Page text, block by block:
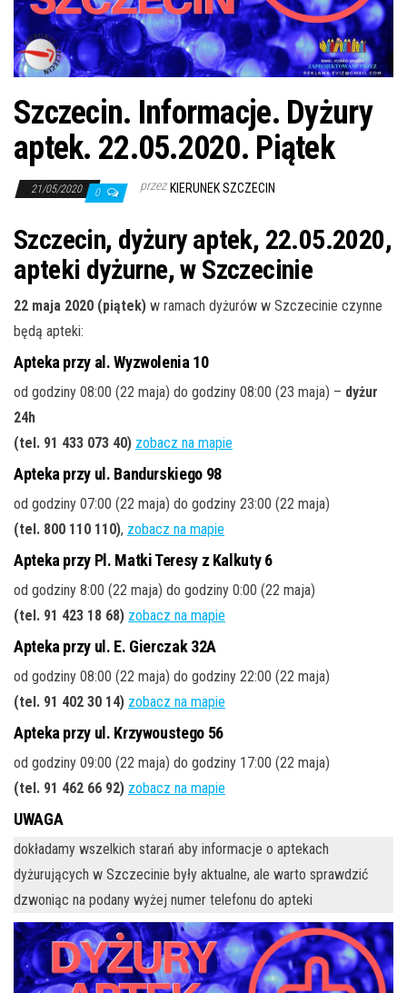
ę
Szczecin. Informacje. Dyżury
aptek. 22.05.2020. Piątek
21/05/2020 0 przez KIERUNEK SZCZECIN
Szczecin, dyżury aptek, 22.05.2020,
apteki dyżurne, w Szczecinie
22 maja 2020 (piątek) w ramach dyżurów w Szczecinie czynne
będą apteki:
Apteka przy al. Wyzwolenia 10
od godziny 08:00 (22 maja) do godziny 08:00 (23 maja) – dyżur
24h
(tel. 91 433 073 40) zobacz na mapie
Apteka przy ul. Bandurskiego 98
od godziny 07:00 (22 maja) do godziny 23:00 (22 maja)
(tel. 800 110 110), zobacz na mapie
Apteka przy Pl. Matki Teresy z Kalkuty 6
od godziny 8:00 (22 maja) do godziny 0:00 (22 maja)
(tel. 91 423 18 68) zobacz na mapie
Apteka przy ul. E. Gierczak 32A
od godziny 08:00 (22 maja) do godziny 22:00 (22 maja)
(tel. 91 402 30 14) zobacz na mapie
Apteka przy ul. Krzywoustego 56
od godziny 09:00 (22 maja) do godziny 17:00 (22 maja)
(tel. 91 462 66 92) zobacz na mapie
UWAGA
dokładamy wszelkich starań aby informacje o aptekach
dyżurujących w Szczecinie były aktualne, ale warto sprawdzić
dzwoniąc na podany wyżej numer telefonu do apteki